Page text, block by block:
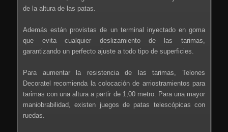
de la altura de las patas.
Además están provistas de un terminal inyectado en goma
que evita cualquier deslizamiento de las tarimas,
garantizando un perfecto ajuste a todo tipo de superficies.
Para aumentar la resistencia de las tarimas, Telones
Decoratel recomienda la colocación de arriostramientos para
tarimas con una altura a partir de 1,00 metro. Para una mayor
maniobrabilidad, existen juegos de patas telescópicas con
ruedas.